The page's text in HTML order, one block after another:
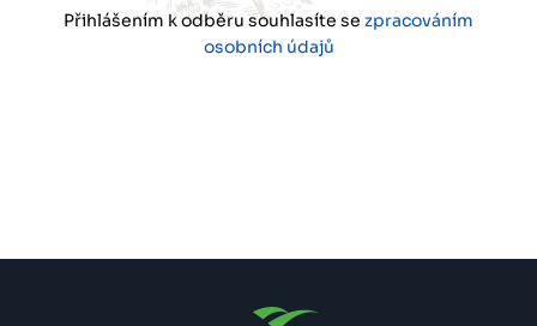
Přihlášením k odběru souhlasíte se zpracováním
osobních údajů